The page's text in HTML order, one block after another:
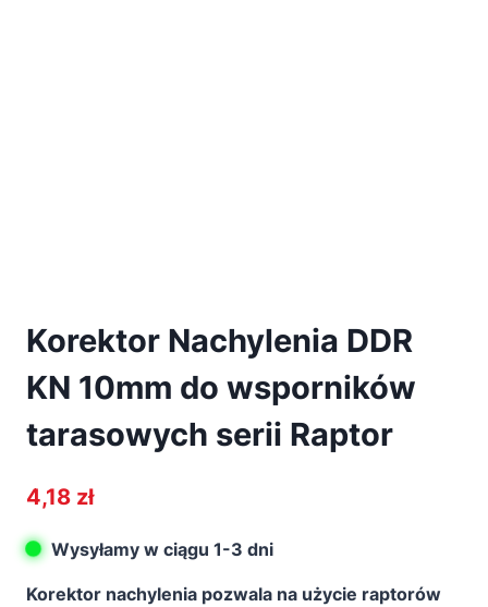
Korektor Nachylenia DDR
KN 10mm do wsporników
tarasowych serii Raptor
4,18 zł
Wysyłamy w ciągu 1-3 dni
Korektor nachylenia pozwala na użycie raptorów